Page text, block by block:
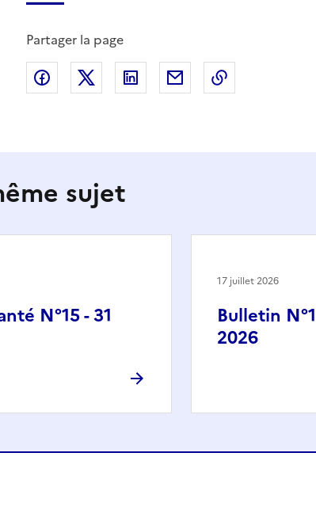
Partager la page
Partager sur Facebook
Partager sur X (anciennement
Partager sur LinkedIn
Partager par email
Copier
sujet
N°15 - 31
Bulletin
2026
17 juillet 2026